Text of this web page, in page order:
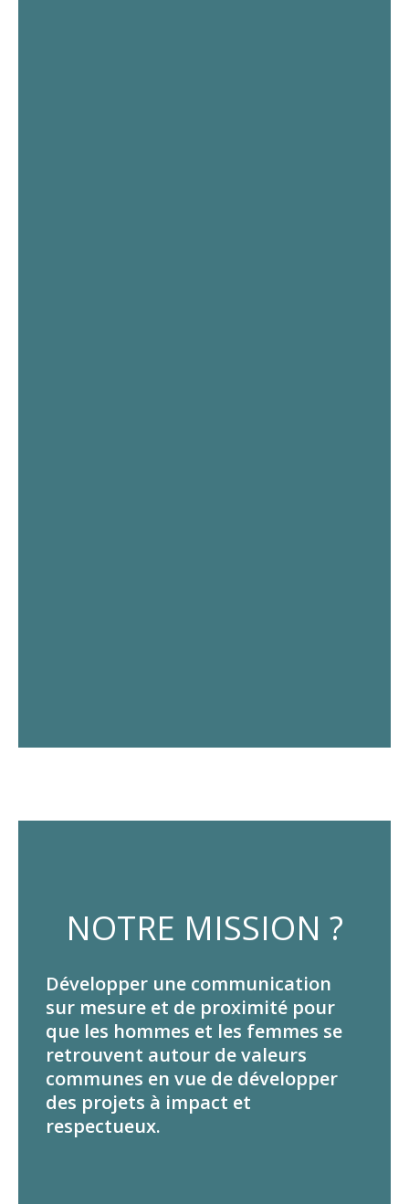
NOTRE MISSION ?
Développer une communication
sur mesure et de proximité pour
que les hommes et les femmes se
retrouvent autour de valeurs
communes en vue de développer
des projets à impact et
respectueux.